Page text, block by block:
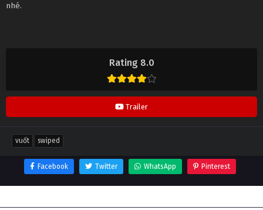
Rating 8.0
Trailer
nhé.
vuốt swiped
Facebook Twitter WhatsApp Pinterest